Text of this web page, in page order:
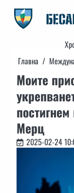
content
Главна
Моите
Мерц
2025-02-24